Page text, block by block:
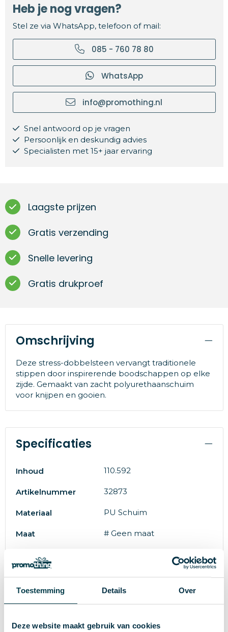
Toestemming Details Over
Deze website maakt gebruik van cookies
Heb je nog vragen?
Stel ze via WhatsApp, telefoon of mail:
085 - 760 78 80
WhatsApp
info@promothing.nl
Snel antwoord op je vragen
Persoonlijk en deskundig advies
Specialisten met 15+ jaar ervaring
Laagste prijzen
Gratis verzending
Snelle levering
Gratis drukproef
Omschrijving
Deze stress-dobbelsteen vervangt traditionele
stippen door inspirerende boodschappen op elke
zijde. Gemaakt van zacht polyurethaanschuim
voor knijpen en gooien.
Specificaties
Inhoud 110.592
Artikelnummer 32873
Materiaal PU Schuim
Maat # Geen maat
EAN-code
Gewicht 25 g
Merk IMPRESSION